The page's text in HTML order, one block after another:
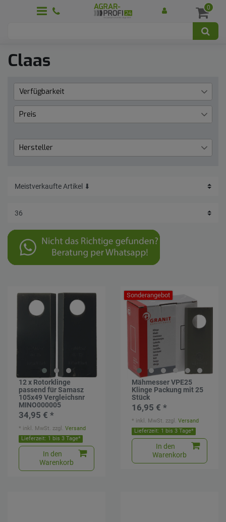
0
Claas
Verfügbarkeit
Lieferzeit 1 bis 3 Werktage 23
aktuell nicht lieferbar 1
Preis
€
Hersteller
12 x Rotorklinge
passend für Samasz
105x49 Vergleichsnr
MINO000005
34,95 € *
Lieferzeit: 1 bis 3 Tage*
In den
Warenkorb
* inkl. MwSt. zzgl.Versand
Sonderangebot
Mähmesser VPE25
Klinge Packung mit 25
Stück
16,95 € *
Lieferzeit: 1 bis 3 Tage*
In den
Warenkorb
* inkl. MwSt. zzgl.Versand